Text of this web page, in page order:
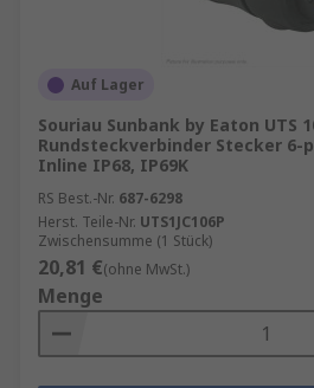
Auf Lager
Souriau Sunbank by Eaton UTS
Rundsteckverbinder Stecker 6-
Inline IP68, IP69K
RS Best.-Nr. 687-6298
Herst. Teile-Nr. UTS1JC106P
Zwischensumme (1 Stück)
20,81 €(ohne MwSt.)
Menge